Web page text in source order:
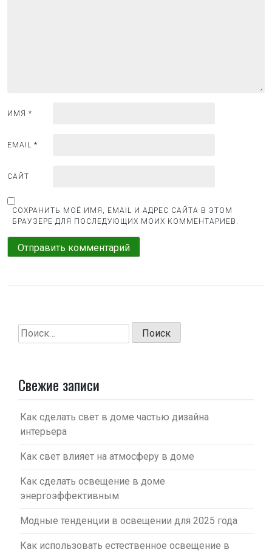
я
м
ИМЯ *
EMAIL *
САЙТ
СОХРАНИТЬ МОЁ ИМЯ, EMAIL И АДРЕС САЙТА В ЭТОМ
БРАУЗЕРЕ ДЛЯ ПОСЛЕДУЮЩИХ МОИХ КОММЕНТАРИЕВ.
Найти:
Свежие записи
Как сделать свет в доме частью дизайна
интерьера
Как свет влияет на атмосферу в доме
Как сделать освещение в доме
энергоэффективным
Модные тенденции в освещении для 2025 года
Как использовать естественное освещение в